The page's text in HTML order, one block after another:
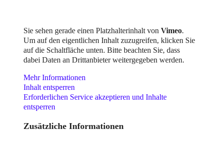
Sie sehen gerade einen Platzhalterinhalt von Vimeo.
Um auf den eigentlichen Inhalt zuzugreifen, klicken Sie
auf die Schaltfläche unten. Bitte beachten Sie, dass
dabei Daten an Drittanbieter weitergegeben werden.
Mehr Informationen
Inhalt entsperren
Erforderlichen Service akzeptieren und Inhalte
entsperren
Zusätzliche Informationen